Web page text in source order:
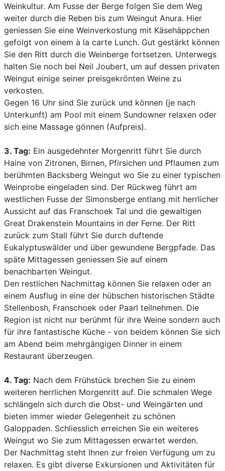
Weinkultur. Am Fusse der Berge folgen Sie dem Weg
weiter durch die Reben bis zum Weingut Anura. Hier
geniessen Sie eine Weinverkostung mit Käsehäppchen
gefolgt von einem à la carte Lunch. Gut gestärkt können
Sie den Ritt durch die Weinberge fortsetzen. Unterwegs
halten Sie noch bei Neil Joubert, um auf dessen privaten
Weingut einige seiner preisgekrönten Weine zu
verkosten.
Gegen 16 Uhr sind Sie zurück und können (je nach
Unterkunft) am Pool mit einem Sundowner relaxen oder
sich eine Massage gönnen (Aufpreis).
3. Tag: Ein ausgedehnter Morgenritt führt Sie durch
Haine von Zitronen, Birnen, Pfirsichen und Pflaumen zum
berühmten Backsberg Weingut wo Sie zu einer typischen
Weinprobe eingeladen sind. Der Rückweg führt am
westlichen Fusse der Simonsberge entlang mit herrlicher
Aussicht auf das Franschoek Tal und die gewaltigen
Great Drakenstein Mountains in der Ferne. Der Ritt
zurück zum Stall führt Sie durch duftende
Eukalyptuswälder und über gewundene Bergpfade. Das
späte Mittagessen geniessen Sie auf einem
benachbarten Weingut.
Den restlichen Nachmittag können Sie relaxen oder an
einem Ausflug in eine der hübschen historischen Städte
Stellenbosh, Franschoek oder Paarl teilnehmen. Die
Region ist nicht nur berühmt für ihre Weine sondern auch
für ihre fantastische Küche - von beidem können Sie sich
am Abend beim mehrgängigen Dinner in einem
Restaurant überzeugen.
4. Tag: Nach dem Frühstück brechen Sie zu einem
weiteren herrlichen Morgenritt auf. Die schmalen Wege
schlängeln sich durch die Obst- und Weingärten und
bieten immer wieder Gelegenheit zu schönen
Galoppaden. Schliesslich erreichen Sie ein weiteres
Weingut wo Sie zum Mittagessen erwartet werden.
Der Nachmittag steht Ihnen zur freien Verfügung um zu
relaxen. Es gibt diverse Exkursionen und Aktivitäten für